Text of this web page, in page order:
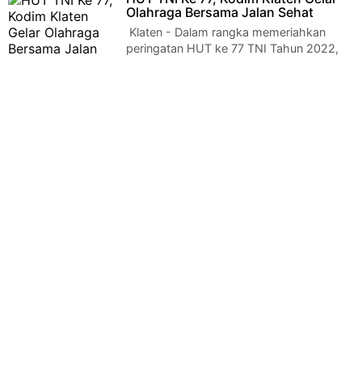
anggota Ko…
Olahraga Bersama Jalan Sehat
Klaten - Dalam rangka memeriahkan
peringatan HUT ke 77 TNI Tahun 2022,